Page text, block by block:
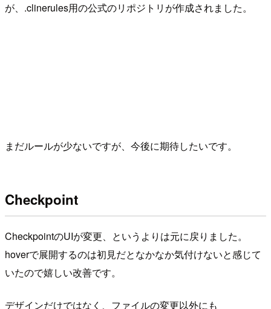
が、.clinerules用の公式のリポジトリが作成されました。
まだルールが少ないですが、今後に期待したいです。
Checkpoint
CheckpointのUIが変更、というよりは元に戻りました。
hoverで展開するのは初見だとなかなか気付けないと感じて
いたので嬉しい改善です。
デザインだけではなく、ファイルの変更以外にも